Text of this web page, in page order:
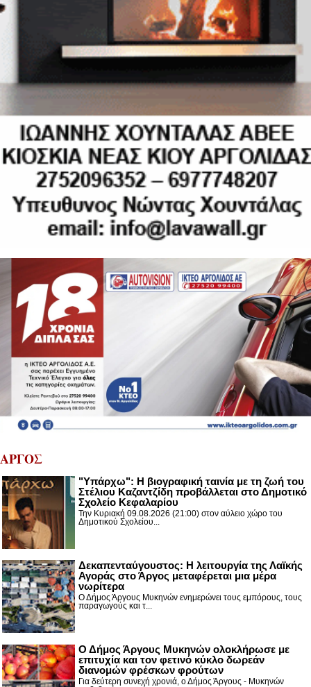
ΑΡΓΟΣ
"Υπάρχω": Η βιογραφική ταινία με τη ζωή του
Στέλιου Καζαντζίδη προβάλλεται στο Δημοτικό
Σχολείο Κεφαλαρίου
Την Κυριακή 09.08.2026 (21:00) στον αύλειο χώρο του
Δημοτικού Σχολείου...
Δεκαπενταύγουστος: H λειτουργία της Λαϊκής
Αγοράς στο Άργος μεταφέρεται μια μέρα
νωρίτερα
Ο Δήμος Άργους Μυκηνών ενημερώνει τους εμπόρους, τους
παραγωγούς και τ...
Ο Δήμος Άργους Μυκηνών ολοκλήρωσε με
επιτυχία και τον φετινό κύκλο δωρεάν
διανομών φρέσκων φρούτων
Για δεύτερη συνεχή χρονιά, ο Δήμος Άργους - Μυκηνών